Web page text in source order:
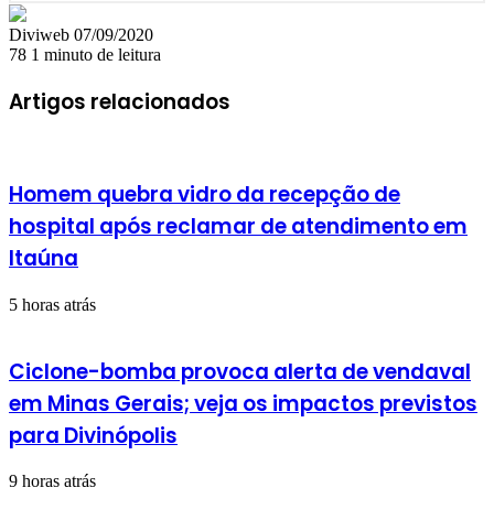
Diviweb Mande
um
mail
07/09/2020
78 1 minuto de leitura
Artigos relacionados
Homem quebra vidro da recepção de
hospital após reclamar de atendimento em
Itaúna
5 horas atrás
Ciclone-bomba provoca alerta de vendaval
em Minas Gerais; veja os impactos previstos
para Divinópolis
9 horas atrás